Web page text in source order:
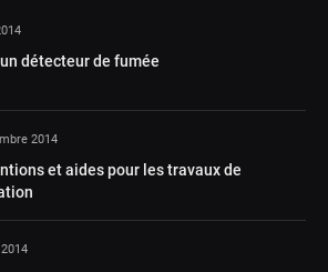
détecteur de fumée
2014
et aides pour les travaux de